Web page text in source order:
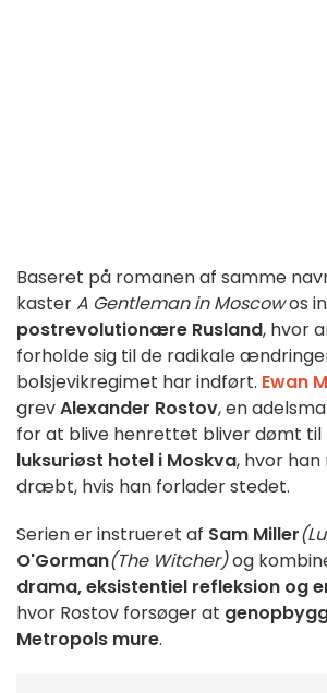
Baseret på romanen af samme
kasterA Gentleman in Moscowos
postrevolutionære Rusland, hvor
forholde sig til de radikale
bolsjevikregimet har indført. Ewan
grevAlexander Rostov, en
for at blive henrettet bliver dømt til
luksuriøst hotel i Moskva, hvor
dræbt, hvis han forlader stedet.
Serien er instrueret af Sam Miller
O'Gorman(The Witcher)og
drama, eksistentiel refleksion og
hvor Rostov forsøger at
Metropols mure.